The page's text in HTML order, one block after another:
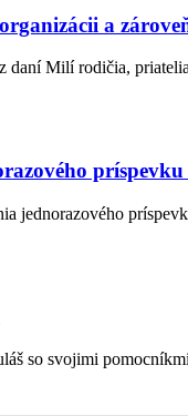
a
daní Milí rodičia,
jednorazového
so svojimi